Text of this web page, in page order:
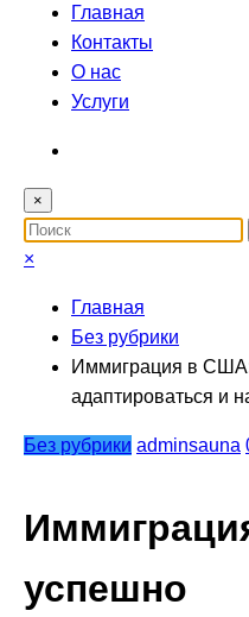
Главная
Контакты
О нас
Услуги
×
×
Главная
Без рубрики
Иммиграция в
адаптироваться и
Без рубрики adminsauna
успешно